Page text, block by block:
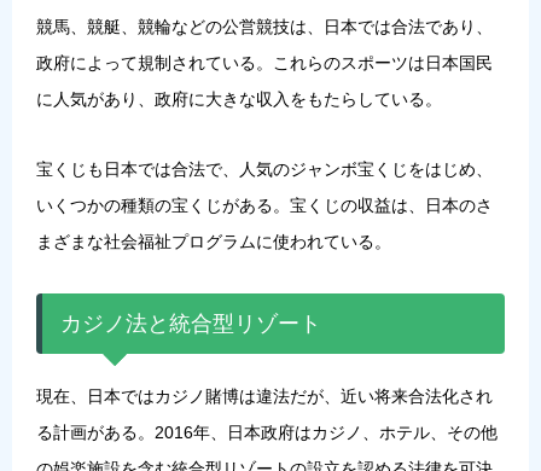
競馬、競艇、競輪などの公営競技は、日本では合法であり、
政府によって規制されている。これらのスポーツは日本国民
に人気があり、政府に大きな収入をもたらしている。
宝くじも日本では合法で、人気のジャンボ宝くじをはじめ、
いくつかの種類の宝くじがある。宝くじの収益は、日本のさ
まざまな社会福祉プログラムに使われている。
カジノ法と統合型リゾート
現在、日本ではカジノ賭博は違法だが、近い将来合法化され
る計画がある。2016年、日本政府はカジノ、ホテル、その他